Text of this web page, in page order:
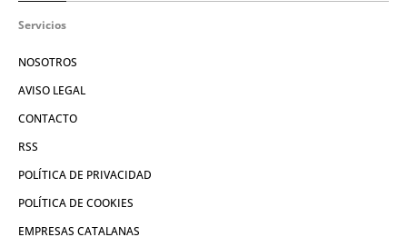
Servicios
NOSOTROS
AVISO LEGAL
CONTACTO
RSS
POLÍTICA DE PRIVACIDAD
POLÍTICA DE COOKIES
EMPRESAS CATALANAS